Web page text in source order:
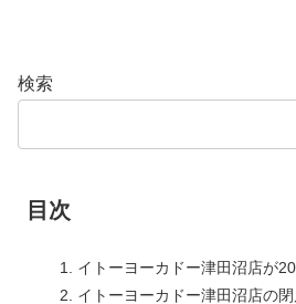
検索
目次
イトーヨーカドー津田沼店が
イトーヨーカドー津田沼店の